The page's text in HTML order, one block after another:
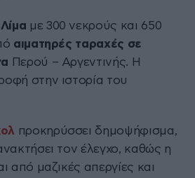
Λίμα με 300 νεκρούς και 650
αιματηρές ταραχές σε
Περού – Αργεντινής. Η
στην ιστορία του
προκηρύσσει δημοψήφισμα,
τον έλεγχο, καθώς η
από μαζικές απεργίες και